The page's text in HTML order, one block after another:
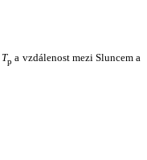
Tp a vzdálenost mezi Sluncem a